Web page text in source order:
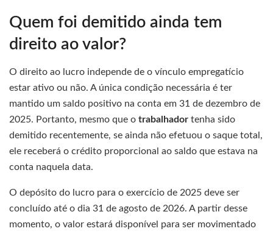
Quem foi demitido ainda tem
direito ao valor?
O direito ao lucro independe de o vínculo empregatício
estar ativo ou não. A única condição necessária é ter
mantido um saldo positivo na conta em 31 de dezembro de
2025. Portanto, mesmo que o trabalhador tenha sido
demitido recentemente, se ainda não efetuou o saque total,
ele receberá o crédito proporcional ao saldo que estava na
conta naquela data.
O depósito do lucro para o exercício de 2025 deve ser
concluído até o dia 31 de agosto de 2026. A partir desse
momento, o valor estará disponível para ser movimentado